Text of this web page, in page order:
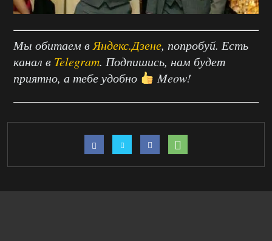
Мы обитаем вЯндекс.Дзене, попробуй. Есть
канал в Telegram. Подпишись, нам будет
приятно, а тебе удобно
Meow!